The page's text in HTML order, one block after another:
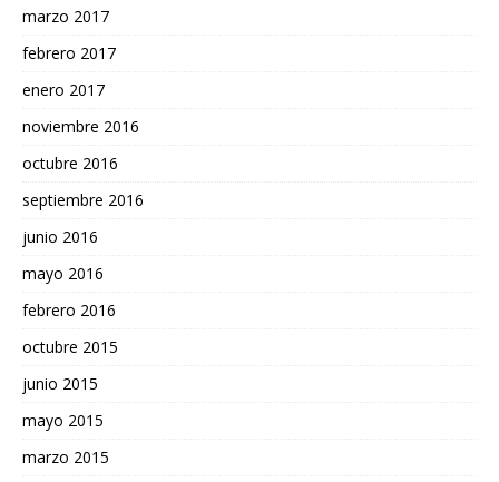
marzo 2017
febrero 2017
enero 2017
noviembre 2016
octubre 2016
septiembre 2016
junio 2016
mayo 2016
febrero 2016
octubre 2015
junio 2015
mayo 2015
marzo 2015